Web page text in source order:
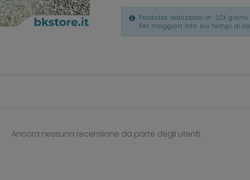
Prodotto realizzato in: 2/3
Per maggiori info sui tempi di
Ancora nessuna recensione da parte degli utenti.